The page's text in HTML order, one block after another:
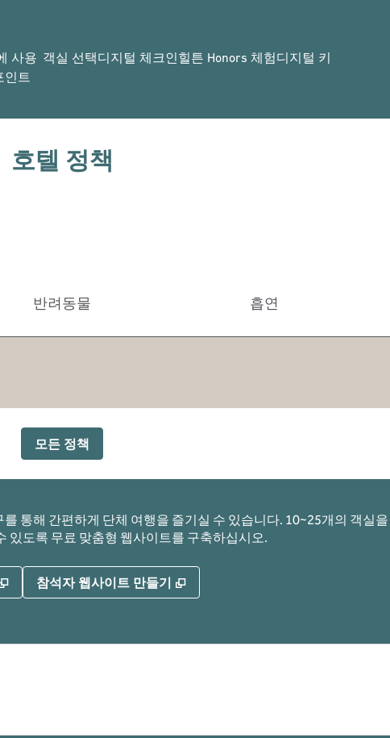
사용
인트
객실 선택디지털 체크인힐튼 Honors 체험디지털 키
호텔 정책
반려동물 흡연
모든 정책
통해 간편하게 단체 여행을 즐기실 수 있습니다. 10~25개의 객실
있도록 무료 맞춤형 웹사이트를 구축하십시오.
, 새 탭 열림
참석자 웹사이트 만들기 ,